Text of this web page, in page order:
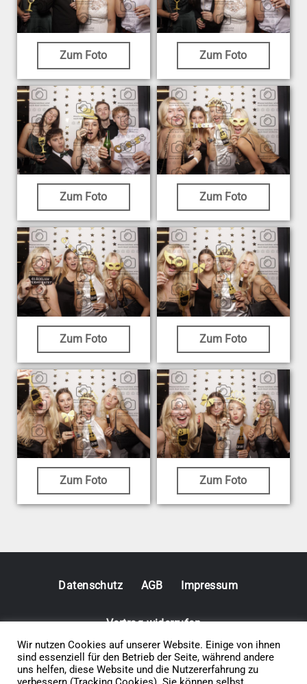
Zum Foto Zum Foto
Zum Foto Zum Foto
Zum Foto Zum Foto
Zum Foto Zum Foto
© 2026 • Elephants 5
Datenschutz AGB Impressum
Vertrag widerrufen
Wir nutzen Cookies auf unserer Website. Einige von ihnen
sind essenziell für den Betrieb der Seite, während andere
uns helfen, diese Website und die Nutzererfahrung zu